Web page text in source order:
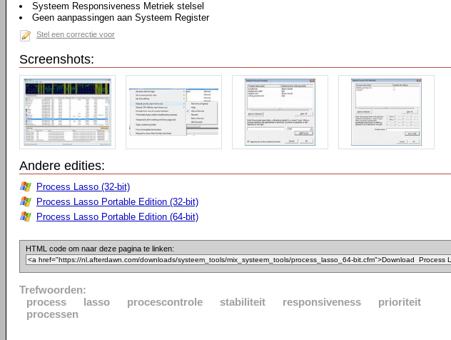
Systeem Responsiveness Metriek stelsel
Geen aanpassingen aan Systeem Register
Stel een correctie voor
Screenshots:
Andere edities:
Process Lasso (32-bit)
Process Lasso Portable Edition (32-bit)
Process Lasso Portable Edition (64-bit)
HTML code om naar deze pagina te linken:
Trefwoorden:
process
lasso procescontrole stabiliteit responsiveness
prioriteit
processen